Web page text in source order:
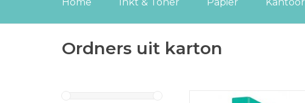
Ordners uit karton
OFFICE products ordner, voor